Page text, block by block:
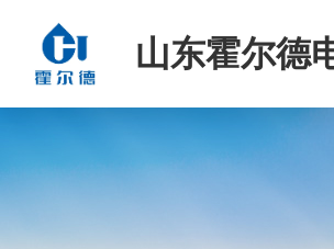
山东霍尔德